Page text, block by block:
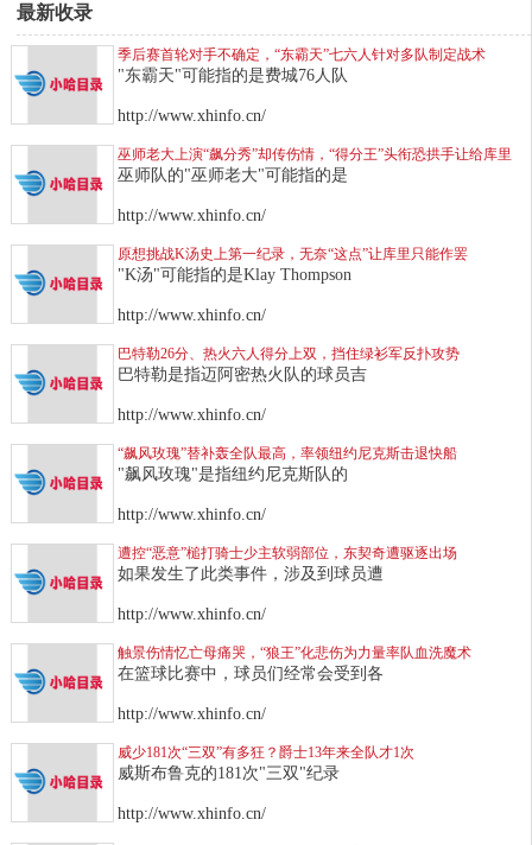
最新收录
季后赛首轮对手不确定，“东霸天”七六人针对多队制定战术
"东霸天"可能指的是费城76人队
http://www.xhinfo.cn/
巫师老大上演“飙分秀”却传伤情，“得分王”头衔恐拱手让给库里
巫师队的"巫师老大"可能指的是
http://www.xhinfo.cn/
原想挑战K汤史上第一纪录，无奈“这点”让库里只能作罢
"K汤"可能指的是Klay Thompson
http://www.xhinfo.cn/
巴特勒26分、热火六人得分上双，挡住绿衫军反扑攻势
巴特勒是指迈阿密热火队的球员吉
http://www.xhinfo.cn/
“飙风玫瑰”替补轰全队最高，率领纽约尼克斯击退快船
"飙风玫瑰"是指纽约尼克斯队的
http://www.xhinfo.cn/
遭控“恶意”槌打骑士少主软弱部位，东契奇遭驱逐出场
如果发生了此类事件，涉及到球员遭
http://www.xhinfo.cn/
触景伤情忆亡母痛哭，“狼王”化悲伤为力量率队血洗魔术
在篮球比赛中，球员们经常会受到各
http://www.xhinfo.cn/
威少181次“三双”有多狂？爵士13年来全队才1次
威斯布鲁克的181次"三双"纪录
http://www.xhinfo.cn/